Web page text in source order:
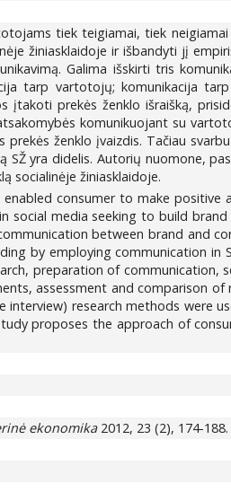
tiek teigiamai, tiek
žiniasklaidoje ir išbandyti jį
Galima išskirti tris
tarp vartotojų; komunikacija
įtakoti prekės ženklo išraišką,
komunikuojant su
ženklo įvaizdis. Tačiau
yra didelis. Autorių nuomone,
socialinėje žiniasklaidoje.
consumer to make positive
social media seeking to build
between brand and
by employing communication in
preparation of communication,
assessment and comparison of
research methods were
proposes the approach of
ekonomika2012, 23 (2), 174-188.